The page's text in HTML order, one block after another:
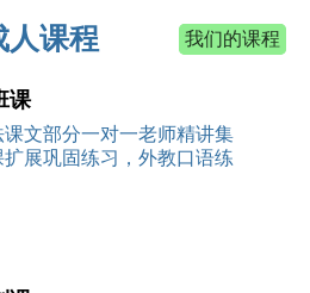
课程 我们的课程
课
课文部分一对一老师精讲集
扩展巩固练习，外教口语练
我们的课程